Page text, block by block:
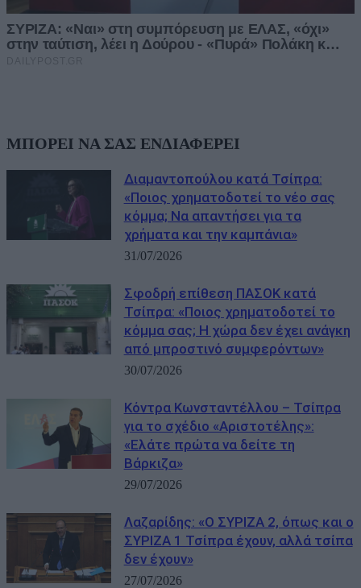
ΜΠΟΡΕΙ ΝΑ ΣΑΣ ΕΝΔΙΑΦΕΡΕΙ
Διαμαντοπούλου κατά Τσίπρα:
«Ποιος χρηματοδοτεί το νέο σας
κόμμα; Να απαντήσει για τα
χρήματα και την καμπάνια»
31/07/2026
Σφοδρή επίθεση ΠΑΣΟΚ κατά
Τσίπρα: «Ποιος χρηματοδοτεί το
κόμμα σας; Η χώρα δεν έχει ανάγκη
από μπροστινό συμφερόντων»
30/07/2026
Κόντρα Κωνσταντέλλου – Τσίπρα
για το σχέδιο «Αριστοτέλης»:
«Ελάτε πρώτα να δείτε τη
Βάρκιζα»
29/07/2026
Λαζαρίδης: «Ο ΣΥΡΙΖΑ 2, όπως και ο
ΣΥΡΙΖΑ 1 Τσίπρα έχουν, αλλά τσίπα
δεν έχουν»
27/07/2026